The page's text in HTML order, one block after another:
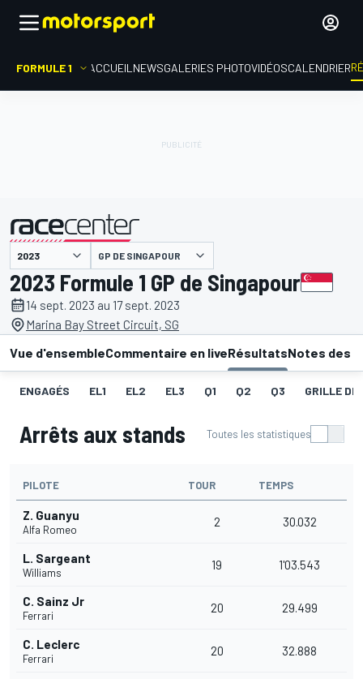
FORMULE 1 ACCUEIL NEWSGALERIES PHOTOVIDÉOSCALENDRIER
présenté par GP DE SINGAPOUR
2023 Formule 1 GP de Singapour
14 sept. 2023 au 17 sept. 2023
Marina Bay Street Circuit, SG
Vue d'ensembleCommentaire en liveRésultatsNotes des
ENGAGÉS EL1 EL2 EL3 Q1 Q2 Q3 GRILLE DE
Arrêts aux stands Toutes les statistiques
PILOTE TOUR TEMPS
Z. Guanyu
Alfa Romeo
2 30.032
L. Sargeant
Williams
19 1'03.543
C. Sainz Jr
Ferrari
20 29.499
C. Leclerc
Ferrari
20 32.888